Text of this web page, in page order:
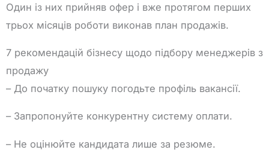
Один із них прийняв офер і вже протягом перших
трьох місяців роботи виконав план продажів.
7 рекомендацій бізнесу щодо підбору менеджерів з
продажу
– До початку пошуку погодьте профіль вакансії.
– Запропонуйте конкурентну систему оплати.
– Не оцінюйте кандидата лише за резюме.